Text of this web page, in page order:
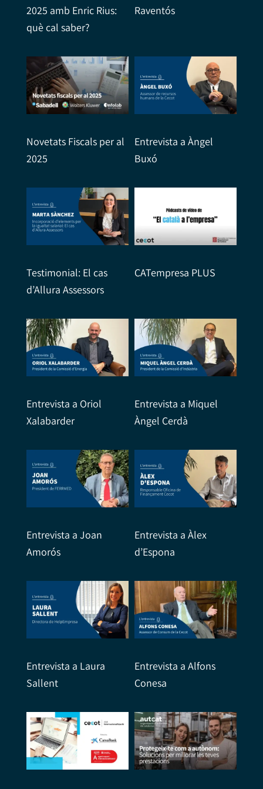
2025 amb Enric Rius:
què cal saber?
Raventós
Novetats Fiscals per al
2025
Entrevista a Àngel
Buxó
Testimonial: El cas
d’Allura Assessors
CATempresa PLUS
Entrevista a Oriol
Xalabarder
Entrevista a Miquel
Àngel Cerdà
Entrevista a Joan
Amorós
Entrevista a Àlex
d’Espona
Entrevista a Laura
Sallent
Entrevista a Alfons
Conesa